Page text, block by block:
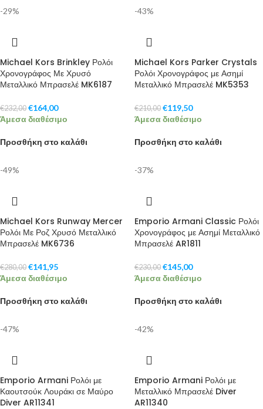
-29%
Michael Kors Brinkley Ρολόι
Χρονογράφος Με Χρυσό
Μεταλλικό Μπρασελέ MK6187
€232,00 €164,00
Άμεσα διαθέσιμο
Προσθήκη στο καλάθι
-43%
Michael Kors Parker Crystals
Ρολόι Χρονογράφος με Ασημί
Μεταλλικό Μπρασελέ MK5353
€210,00 €119,50
Άμεσα διαθέσιμο
Προσθήκη στο καλάθι
-49%
Michael Kors Runway Mercer
Ρολόι Με Ροζ Χρυσό Μεταλλικό
Μπρασελέ MK6736
€280,00 €141,95
Άμεσα διαθέσιμο
Προσθήκη στο καλάθι
-37%
Emporio Armani Classic Ρολόι
Χρονογράφος με Ασημί Μεταλλικό
Μπρασελέ AR1811
€230,00 €145,00
Άμεσα διαθέσιμο
Προσθήκη στο καλάθι
-47%
Emporio Armani Ρολόι με
Καουτσούκ Λουράκι σε Μαύρο
Diver AR11341
-42%
Emporio Armani Ρολόι με
Μεταλλικό Μπρασελέ Diver
AR11340